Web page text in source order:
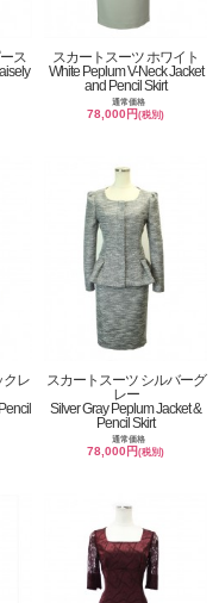
ス
スカートスーツ ホワイト
White Peplum V-Neck Jacket
and Pencil Skirt
通常価格
78,000円(税別)
クレ
スカートスーツ シルバーグ
レー
Silver Gray Peplum Jacket &
Pencil Skirt
通常価格
78,000円(税別)